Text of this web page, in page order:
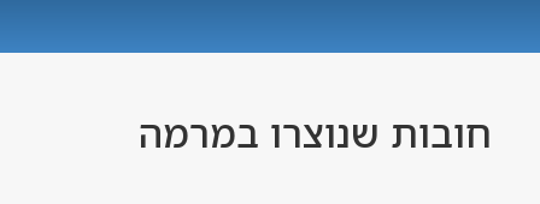
חובות שנוצרו במרמה